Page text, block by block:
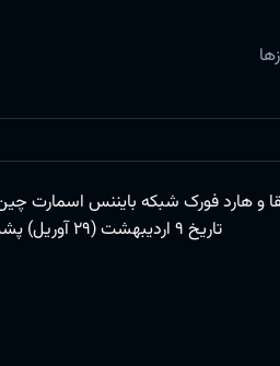
تاریخ 9 اردیبهشت (29 آوریل) پشتیبانی می‌کند